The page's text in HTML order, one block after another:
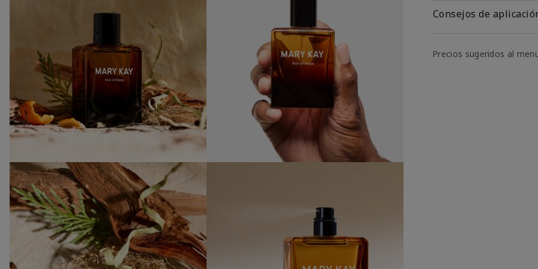
Consejos de
Precios sugeridos al